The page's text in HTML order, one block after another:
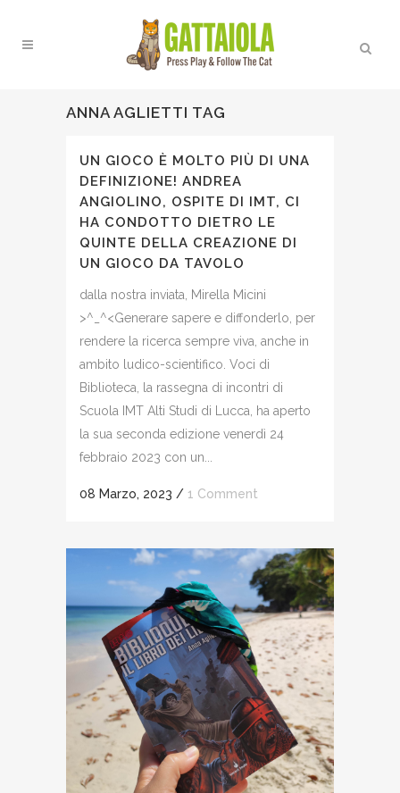
ANNA AGLIETTI TAG
UN GIOCO È MOLTO PIÙ DI UNA
DEFINIZIONE! ANDREA
ANGIOLINO, OSPITE DI IMT, CI
HA CONDOTTO DIETRO LE
QUINTE DELLA CREAZIONE DI
UN GIOCO DA TAVOLO
dalla nostra inviata, Mirella Micini
>^_^<Generare sapere e diffonderlo, per
rendere la ricerca sempre viva, anche in
ambito ludico-scientifico. Voci di
Biblioteca, la rassegna di incontri di
Scuola IMT Alti Studi di Lucca, ha aperto
la sua seconda edizione venerdì 24
febbraio 2023 con un...
08 Marzo, 2023 / 1 Comment